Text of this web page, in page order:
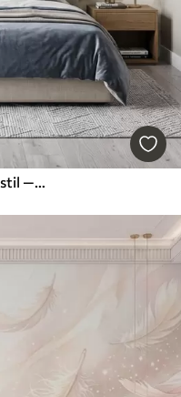
Kejserlig have med dyr i orientalsk stil — abe, leopard, tiger, påfugl og hejre